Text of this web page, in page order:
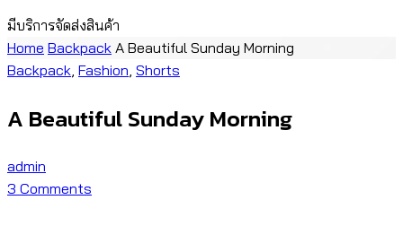
มีบริการจัดส่งสินค้า
Home Backpack A Beautiful Sunday Morning
Backpack Fashion Shorts
A Beautiful Sunday Morning
admin
3 Comments